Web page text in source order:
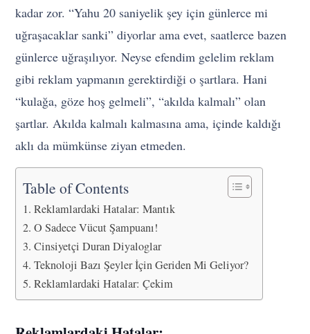
kadar zor. “Yahu 20 saniyelik şey için günlerce mi
uğraşacaklar sanki” diyorlar ama evet, saatlerce bazen
günlerce uğraşılıyor. Neyse efendim gelelim reklam
gibi reklam yapmanın gerektirdiği o şartlara. Hani
“kulağa, göze hoş gelmeli”, “akılda kalmalı” olan
şartlar. Akılda kalmalı kalmasına ama, içinde kaldığı
aklı da mümkünse ziyan etmeden.
Table of Contents
Reklamlardaki Hatalar: Mantık
O Sadece Vücut Şampuanı!
Cinsiyetçi Duran Diyaloglar
Teknoloji Bazı Şeyler İçin Geriden Mi Geliyor?
Reklamlardaki Hatalar: Çekim